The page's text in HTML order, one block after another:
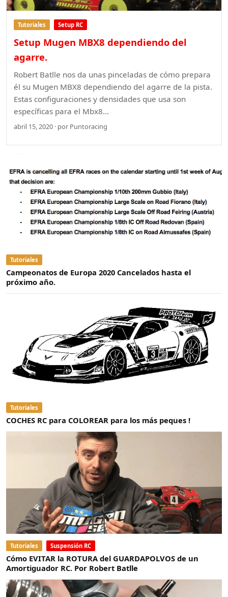
Tutoriales Setup RC
Setup Mugen MBX8 dependiendo del
agarre.
Robert Batlle nos da unas pinceladas de cómo prepara
él su Mugen MBX8 dependiendo del agarre de la pista.
Estas configuraciones y densidades que usa son
específicas para el Mbx8…
abril 15, 2020 · por Puntoracing
Tutoriales
Campeonatos de Europa 2020 Cancelados hasta el
próximo año.
Tutoriales
COCHES RC para COLOREAR para los más peques !
Tutoriales Suspensión RC
Cómo EVITAR la ROTURA del GUARDAPOLVOS de un
Amortiguador RC. Por Robert Batlle